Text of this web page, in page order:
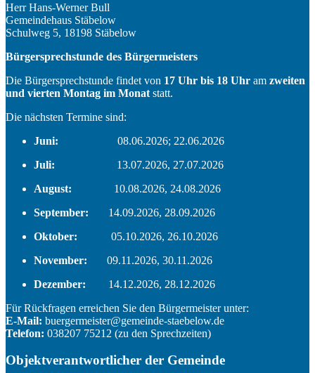
Herr Hans-Werner Bull
Gemeindehaus Stäbelow
Schulweg 5, 18198 Stäbelow
Bürgersprechstunde des Bürgermeisters
Die Bürgersprechstunde findet von 17 Uhr bis 18 Uhr am zweiten
und vierten Montag im Monat statt.
Die nächsten Termine sind:
Juni: 08.06.2026; 22.06.2026
Juli: 13.07.2026, 27.07.2026
August: 10.08.2026, 24.08.2026
September: 14.09.2026, 28.09.2026
Oktober: 05.10.2026, 26.10.2026
November: 09.11.2026, 30.11.2026
Dezember: 14.12.2026, 28.12.2026
Für Rückfragen erreichen Sie den Bürgermeister unter:
E-Mail: buergermeister@gemeinde-staebelow.de
Telefon: 038207 75212 (zu den Sprechzeiten)
Objektverantwortlicher der Gemeinde